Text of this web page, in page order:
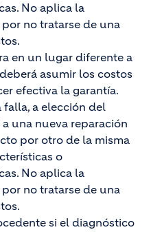
No aplica la
no tratarse de una
en un lugar diferente a
asumir los costos
efectiva la garantía.
falla, a elección del
una nueva reparación
por otro de la misma
o
No aplica la
no tratarse de una
si el diagnóstico